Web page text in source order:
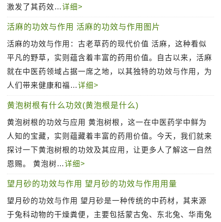
激发了其药效…详细>
活麻的功效与作用 活麻的功效与作用图片
活麻的功效与作用：古老草药的现代价值 活麻，这种看似
平凡的野草，实则蕴含着丰富的药用价值。自古以来，活麻
就在中医药领域占据一席之地，以其独特的功效与作用，为
人们带来健康和福…详细>
黄泡树根有什么功效(黄泡根是什么)
黄泡树根的功效与应用 黄泡树根，这一在中医药学中鲜为
人知的宝藏，实则蕴藏着丰富的药用价值。今天，我们就来
探讨一下黄泡树根的功效及其应用，让更多人了解这一自然
恩赐。 黄泡树…详细>
望月砂的功效与作用 望月砂的功效与作用用量
望月砂的功效与作用 望月砂是一种传统的中药材，其来源
于兔科动物的干燥粪便，主要包括蒙古兔、东北兔、华南兔